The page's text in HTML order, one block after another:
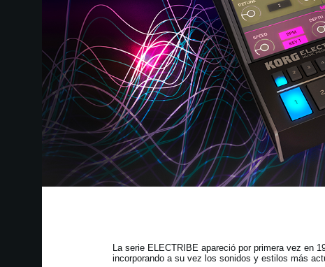
La serie ELECTRIBE apareció por primera vez en
incorporando a su vez los sonidos y estilos más